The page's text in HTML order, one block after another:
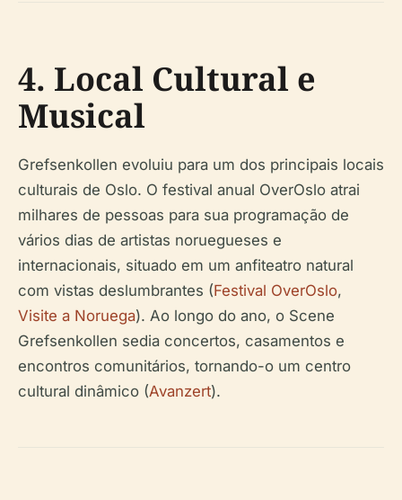
4. Local Cultural e
Musical
Grefsenkollen evoluiu para um dos principais locais
culturais de Oslo. O festival anual OverOslo atrai
milhares de pessoas para sua programação de
vários dias de artistas noruegueses e
internacionais, situado em um anfiteatro natural
com vistas deslumbrantes (Festival OverOslo,
Visite a Noruega). Ao longo do ano, o Scene
Grefsenkollen sedia concertos, casamentos e
encontros comunitários, tornando-o um centro
cultural dinâmico (Avanzert).